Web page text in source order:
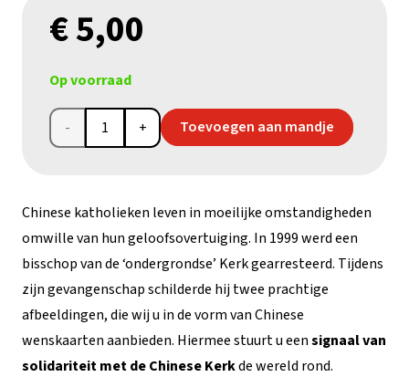
€5,00
Op voorraad
Chinese
set)
aantal
Toevoegen aan mandje
Chinese katholieken leven in moeilijke omstandigheden
omwille van hun geloofsovertuiging. In 1999 werd een
bisschop van de ‘ondergrondse’ Kerk gearresteerd. Tijdens
zijn gevangenschap schilderde hij twee prachtige
afbeeldingen, die wij u in de vorm van Chinese
wenskaarten aanbieden. Hiermee stuurt u eensignaal van
solidariteit met de Chinese Kerkde wereld rond.